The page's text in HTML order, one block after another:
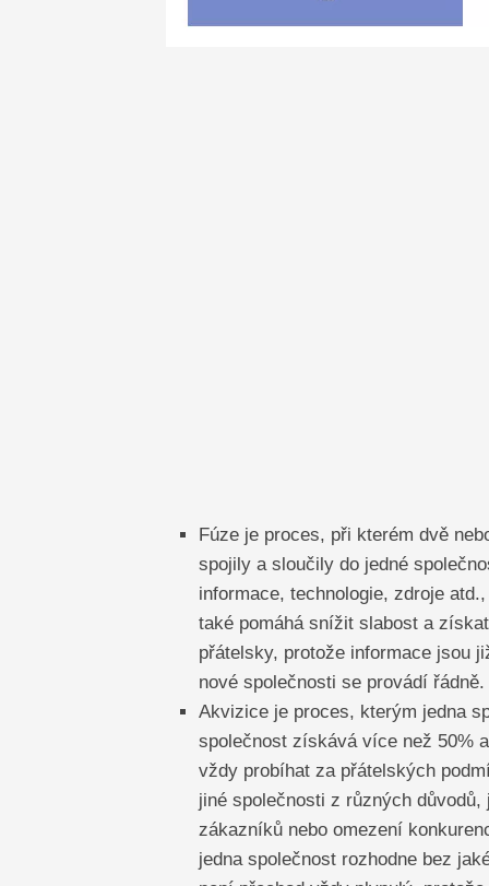
Fúze je proces, při kterém dvě
spojily a sloučily do jedné
informace, technologie, zdroje
také pomáhá snížit slabost a
přátelsky, protože informace jsou
nové společnosti se provádí řádně.
Akvizice je proces, kterým jedna
společnost získává více než 50%
vždy probíhat za přátelských
jiné společnosti z různých
zákazníků nebo omezení
jedna společnost rozhodne bez